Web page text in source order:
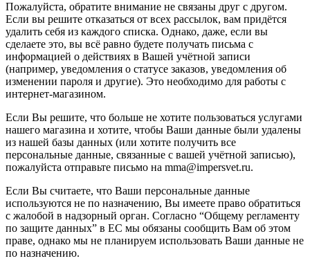
Пожалуйста, обратите внимание не связаны друг с другом.
Если вы решите отказаться от всех рассылок, вам придётся
удалить себя из каждого списка. Однако, даже, если вы
сделаете это, вы всё равно будете получать письма с
информацией о действиях в Вашей учётной записи
(например, уведомления о статусе заказов, уведомления об
изменении пароля и другие). Это необходимо для работы с
интернет-магазином.
Если Вы решите, что больше не хотите пользоваться услугами
нашего магазина и хотите, чтобы Ваши данные были удалены
из нашей базы данных (или хотите получить все
персональные данные, связанные с вашей учётной записью),
пожалуйста отправьте письмо на mma@impersvet.ru.
Если Вы считаете, что Ваши персональные данные
используются не по назначению, Вы имеете право обратиться
с жалобой в надзорный орган. Согласно “Общему регламенту
по защите данных” в ЕС мы обязаны сообщить Вам об этом
праве, однако мы не планируем использовать Ваши данные не
по назначению.